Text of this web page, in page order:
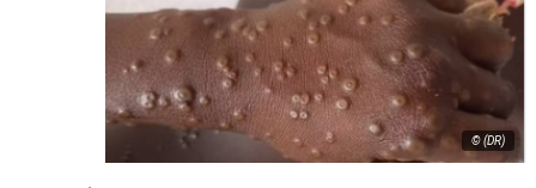
© (DR)